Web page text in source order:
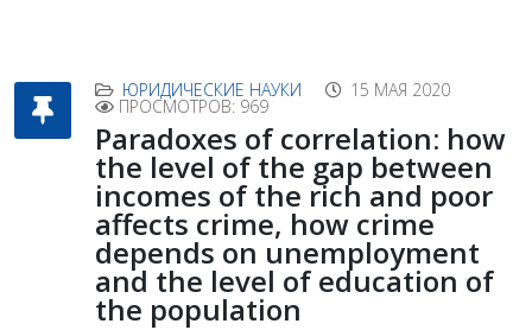
ЮРИДИЧЕСКИЕ НАУКИ 15 МАЯ 2020
ПРОСМОТРОВ: 969
Paradoxes of correlation: how
the level of the gap between
incomes of the rich and poor
affects crime, how crime
depends on unemployment
and the level of education of
the population